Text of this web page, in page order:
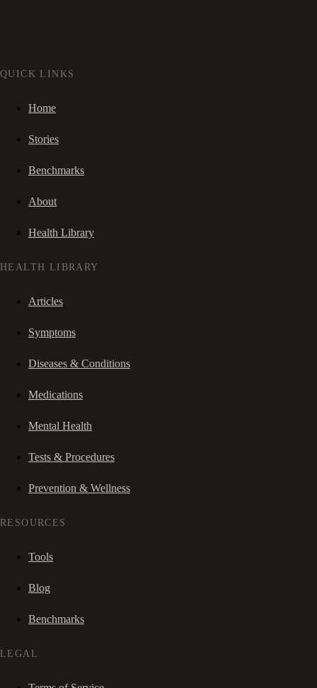
QUICK LINKS
Home
Stories
Benchmarks
About
Health Library
HEALTH LIBRARY
Articles
Symptoms
Diseases & Conditions
Medications
Mental Health
Tests & Procedures
Prevention & Wellness
RESOURCES
Tools
Blog
Benchmarks
LEGAL